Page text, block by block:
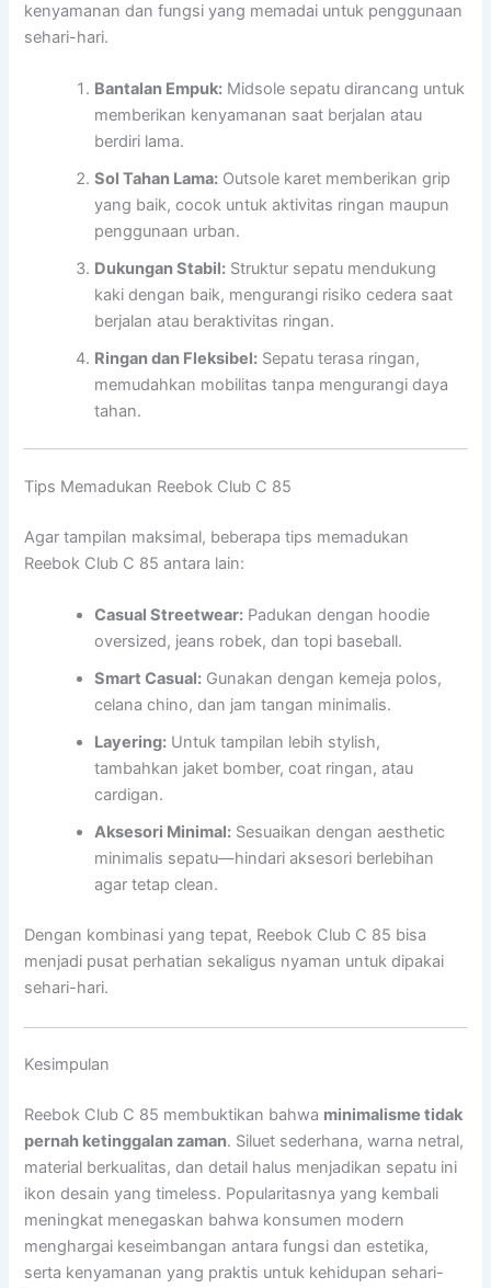
kenyamanan dan fungsi yang memadai untuk penggunaan
sehari-hari.
Bantalan Empuk: Midsole sepatu dirancang untuk
memberikan kenyamanan saat berjalan atau
berdiri lama.
Sol Tahan Lama: Outsole karet memberikan grip
yang baik, cocok untuk aktivitas ringan maupun
penggunaan urban.
Dukungan Stabil: Struktur sepatu mendukung
kaki dengan baik, mengurangi risiko cedera saat
berjalan atau beraktivitas ringan.
Ringan dan Fleksibel: Sepatu terasa ringan,
memudahkan mobilitas tanpa mengurangi daya
tahan.
Tips Memadukan Reebok Club C 85
Agar tampilan maksimal, beberapa tips memadukan
Reebok Club C 85 antara lain:
Casual Streetwear: Padukan dengan hoodie
oversized, jeans robek, dan topi baseball.
Smart Casual: Gunakan dengan kemeja polos,
celana chino, dan jam tangan minimalis.
Layering: Untuk tampilan lebih stylish,
tambahkan jaket bomber, coat ringan, atau
cardigan.
Aksesori Minimal: Sesuaikan dengan aesthetic
minimalis sepatu—hindari aksesori berlebihan
agar tetap clean.
Dengan kombinasi yang tepat, Reebok Club C 85 bisa
menjadi pusat perhatian sekaligus nyaman untuk dipakai
sehari-hari.
Kesimpulan
Reebok Club C 85 membuktikan bahwa minimalisme tidak
pernah ketinggalan zaman. Siluet sederhana, warna netral,
material berkualitas, dan detail halus menjadikan sepatu ini
ikon desain yang timeless. Popularitasnya yang kembali
meningkat menegaskan bahwa konsumen modern
menghargai keseimbangan antara fungsi dan estetika,
serta kenyamanan yang praktis untuk kehidupan sehari-